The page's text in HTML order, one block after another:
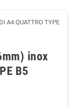
inox
B5